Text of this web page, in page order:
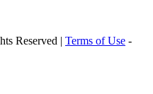
Reserved | Terms of Use -